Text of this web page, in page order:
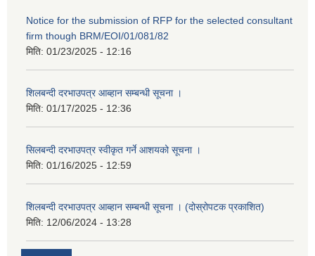
Notice for the submission of RFP for the selected consultant
firm though BRM/EOI/01/081/82
मिति: 01/23/2025 - 12:16
शिलबन्दी दरभाउपत्र आब्हान सम्बन्धी सूचना ।
मिति: 01/17/2025 - 12:36
सिलबन्दी दरभाउपत्र स्वीकृत गर्ने आशयको सूचना ।
मिति: 01/16/2025 - 12:59
शिलबन्दी दरभाउपत्र आब्हान सम्बन्धी सूचना । (दोस्रोपटक प्रकाशित)
मिति: 12/06/2024 - 13:28